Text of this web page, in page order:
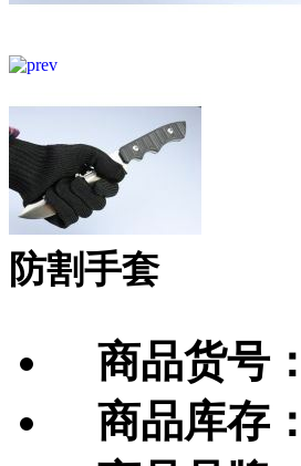
防割手套
商品货号：
商品库存：